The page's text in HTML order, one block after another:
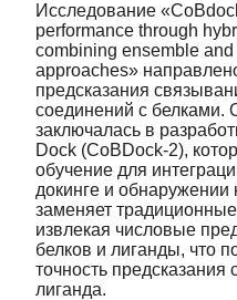
Исследование
performance through
combining ensemble
approaches»
предсказания
соединений с белками.
заключалась в
Dock (CoBDock-2),
обучение для
докинге и
заменяет
извлекая числовые
белков и лиганды, что
точность
лиганда.